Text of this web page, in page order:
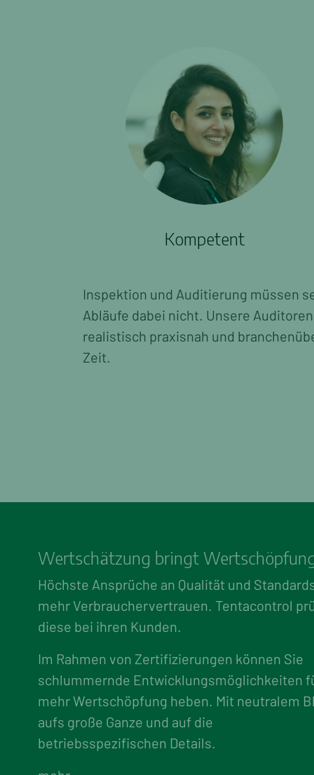
Kompetent
Inspektion und Auditierung müssen
Abläufe dabei nicht. Unsere
realistisch praxisnah und
Zeit.
Wertschätzung bringt
Höchste Ansprüche an Qualität und
mehr Verbrauchervertrauen. Tentacontrol
diese bei ihren Kunden.
Im Rahmen von Zertifizierungen können Sie
schlummernde Entwicklungsmöglichkeiten
mehr Wertschöpfung heben. Mit neutralem
aufs große Ganze und auf die
betriebsspezifischen Details.